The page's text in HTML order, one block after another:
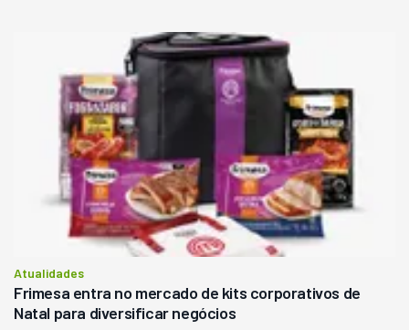
Atualidades
Frimesa entra no mercado de kits corporativos de
Natal para diversificar negócios